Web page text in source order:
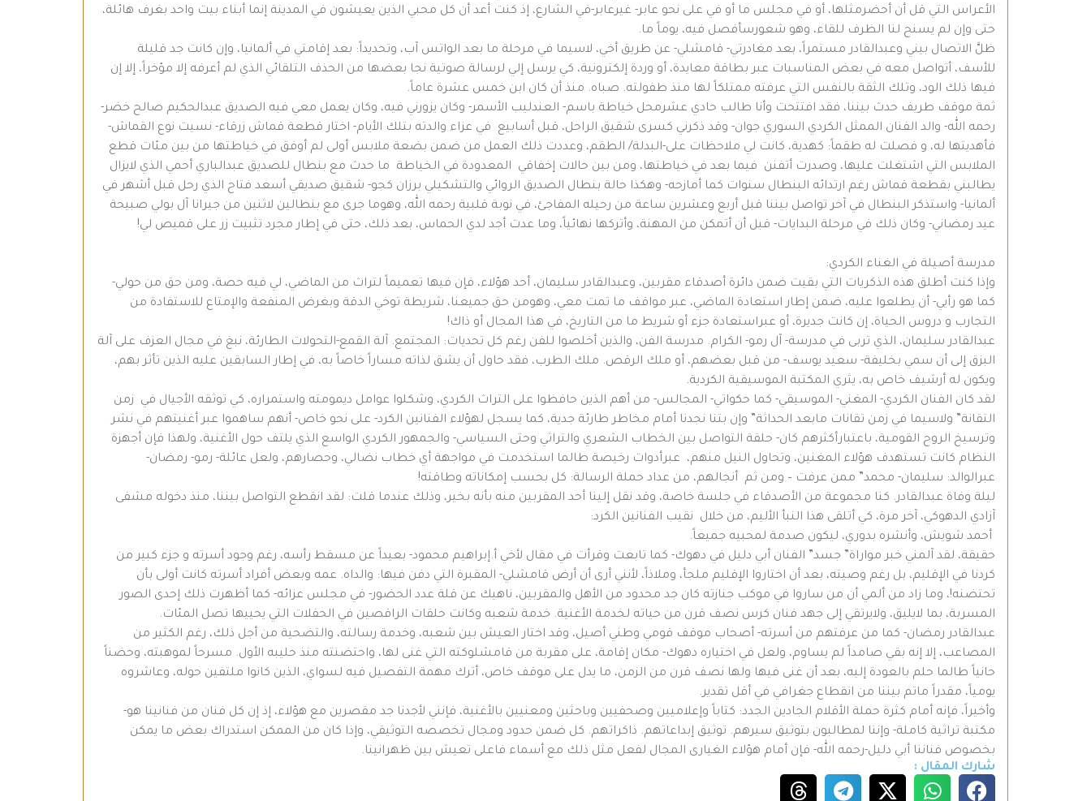
الأعراس التي قل أن أحضرمثلها، أو في مجلس ما أو في على نحو عابر- غيرعابر-في الشارع، إذ كنت أعد أن كل محبي الذين يعيشون في المدينة إنما أبناء بيت واحد بغرف هائلة،
حتى وإن لم يسنح لنا الظرف للقاء، وهو شعورسأفصل فيه، يوماً ما.
ظلَّ الاتصال بيني وعبدالقادر مستمراً، بعد مغادرتي- قامشلي- عن طريق أخي، لاسيما في مرحلة ما بعد الواتس آب، وتحديداً: بعد إقامتي في ألمانيا، وإن كانت جد قليلة
للأسف، أتواصل معه في بعض المناسبات عبر بطاقة معايدة، أو وردة إلكترونية، كي يرسل إلي لرسالة صوتية نجا بعضها من الحذف التلقائي الذي لم أعرفه إلا مؤخراً، إلا إن
فيها ذلك الود، وتلك الثقة بالنفس التي عرفته ممتلكاً لها منذ طفولته. صباه. منذ أن كان ابن خمس عشرة عاماً.
ثمة موقف طريف حدث بيننا، فقد افتتحت وأنا طالب حادي عشرمحل خياطة باسم- العندليب الأسمر- وكان يزورني فيه، وكان يعمل معي فيه الصديق عبدالحكيم صالح خضر-
رحمه الله- والد الفنان الممثل الكردي السوري جوان- وقد ذكرني كسرى شقيق الراحل، قبل أسابيع في عزاء والدته بتلك الأيام- اختار قطعة قماش زرقاء- نسيت نوع القماش-
فأهديتها له، و فصلت له طقماً: كهدية، كانت لي ملاحظات على-البدلة/ الطقم، وعددت ذلك العمل من ضمن بضعة ملابس أولى لم أوفق في خياطتها من بين مئات قطع
الملابس التي اشتغلت عليها، وصدرت أتفنن فيما بعد في خياطتها، ومن بين حالات إخفاقي المعدودة في الخياطة ما حدث مع بنطال للصديق عبدالباري أحمي الذي لايزال
يطالبني بقطعة قماش رغم ارتدائه البنطال سنوات كما أمازحه- وهكذا حالة بنطال الصديق الروائي والتشكيلي برزان كجو- شقيق صديقي أسعد فتاح الذي رحل قبل أشهر في
ألمانيا- واستذكر البنطال في آخر تواصل بيننا قبل أربع وعشرين ساعة من رحيله المفاجئ، في نوبة قلبية رحمه الله، وهوما جرى مع بنطالين لاثنين من جيرانا آل بولي صبيحة
عيد رمضاني- وكان ذلك في مرحلة البدايات- قبل أن أتمكن من المهنة، وأتركها نهائياً، وما عدت أجد لدي الحماس، بعد ذلك، حتى في إطار مجرد تثبيت زر على قميص لي!
مدرسة أصيلة في الغناء الكردي:
وإذا كنت أطلق هذه الذكريات التي بقيت ضمن دائرة أصدقاء مقربين، وعبدالقادر سليمان، أحد هؤلاء، فإن فيها تعميماً لتراث من الماضي، لي فيه حصة، ومن حق من حولي-
كما هو رأيي- أن يطلعوا عليه، ضمن إطار استعادة الماضي، عبر مواقف ما تمت معي، وهومن حق جميعنا، شريطة توخي الدقة وبغرض المنفعة والإمتاع للاستفادة من
التجارب و دروس الحياة، إن كانت جديرة، أو عبراستعادة جزء أو شريط ما من التاريخ، في هذا المجال أو ذاك!
عبدالقادر سليمان، الذي تربى في مدرسة- آل رمو- الكرام. مدرسة الفن، والذين أخلصوا للفن رغم كل تحديات: المجتمع. آلة القمع-التحولات الطارئة، نبغ في مجال العزف على آلة
البزق إلى أن سمي بخليفة- سعيد يوسف- من قبل بعضهم، أو ملك الرقص. ملك الطرب، فقد حاول أن يشق لذاته مساراً خاصاً به، في إطار السابقين عليه الذين تأثر بهم،
ويكون له أرشيف خاص به، يثري المكتبة الموسيقية الكردية.
لقد كان الفنان الكردي- المغني- الموسيقي- كما حكواتي- المجالس- من أهم الذين حافظوا على التراث الكردي، وشكلوا عوامل ديمومته واستمراره، كي توثقه الأجيال في زمن
التقانة” ولاسيما في زمن تقانات مابعد الحداثة” وإن بتنا نجدنا أمام مخاطر طارئة جدية، كما يسجل لهؤلاء الفنانين الكرد- على نحو خاص- أنهم ساهموا عبر أغنيتهم في نشر
وترسيخ الروح القومية، باعتبارأكثرهم كان- حلقة التواصل بين الخطاب الشعري والتراثي وحتى السياسي- والجمهور الكردي الواسع الذي يلتف حول الأغنية، ولهذا فإن أجهزة
النظام كانت تستهدف هؤلاء المغنين، وتحاول النيل منهم، عبرأدوات رخيصة طالما استخدمت في مواجهة أي خطاب نضالي، وحصارهم، ولعل عائلة- رمو- رمضان-
عبرالوالد: سليمان- محمد” ممن عرفت – ومن ثم أنجالهم، من عداد حملة الرسالة: كل بحسب إمكاناته وطاقته!
ليلة وفاة عبدالقادر. كنا مجموعة من الأصدقاء في جلسة خاصة، وقد نقل إلينا أحد المقربين منه بأنه بخير، وذلك عندما قلت: لقد انقطع التواصل بيننا، منذ دخوله مشفى
آزادي الدهوكي، آخر مرة، كي أتلقى هذا النبأ الأليم، من خلال نقيب الفنانين الكرد:
أحمد شويش، وأنشره بدوري، ليكون صدمة لمحبيه جميعاً.
حقيقة، لقد آلمني خبر مواراة” جسد” الفنان أبي دليل في دهوك- كما تابعت وقرأت في مقال لأخي أ.إبراهيم محمود- بعيداً عن مسقط رأسه، رغم وجود أسرته و جزء كبير من
كردنا في الإقليم، بل رغم وصيته، بعد أن اختاروا الإقليم ملجأ، وملاذاً، لأنني أرى أن أرض قامشلي- المقبرة التي دفن فيها: والداه. عمه وبعض أفراد أسرته كانت أولى بأن
تحتضنه!، وما زاد من ألمي أن من ساروا في موكب جنازته كان جد محدود من الأهل والمقربين، ناهيك عن قلة عدد الحضور- في مجلس عزائه- كما أظهرت ذلك إحدى الصور
المسربة، بما لايليق، ولايرتقي إلى جهد فنان كرس نصف قرن من حياته لخدمة الأغنية. خدمة شعبه وكانت حلقات الراقصين في الحفلات التي يحييها تصل المئات.
عبدالقادر رمضان- كما من عرفتهم من أسرته- أصحاب موقف قومي وطني أصيل، وقد اختار العيش بين شعبه، وخدمة رسالته، والتضحية من أجل ذلك، رغم الكثير من
المصاعب، إلا إنه بقي صامداً لم يساوم، ولعل في اختياره دهوك- مكان إقامة، على مقربة من قامشلوكته التي غنى لها، واحتضنته منذ حليبه الأول. مسرحاً لموهبته، وحضناً
حانياً طالما حلم بالعودة إليه، بعد أن غنى فيها ولها نصف قرن من الزمن، ما يدل على موقف خاص، أترك مهمة التفصيل فيه لسواي، الذين كانوا ملتفين حوله، وعاشروه
يومياً، مقدراً ماتم بيننا من انقطاع جغرافي في أقل تقدير.
وأخيراً، فإنه أمام كثرة حملة الأقلام الجادين الجدد: كتاباً وإعلاميين وصحفيين وباحثين ومعنيين بالأغنية، فإنني لأجدنا جد مقصرين مع هؤلاء، إذ إن كل فنان من فنانينا هو-
مكتبة تراثية كاملة- وإننا لمطالبون بتوثيق سيرهم. توثيق إبداعاتهم. ذاكراتهم. كل ضمن حدود ومجال تخصصه التوثيقي، وإذا كان من الممكن استدراك بعض ما يمكن
بخصوص فناننا أبي دليل-رحمه الله- فإن أمام هؤلاء الغيارى المجال لفعل مثل ذلك مع أسماء فاعلى تعيش بين ظهرانينا.
شارك المقال :